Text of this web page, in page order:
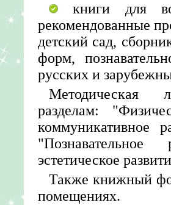
книги для
рекомендованные
детский сад,
форм,
русских и
Методическая
разделам:
коммуникативное
"Познавательное
эстетическое
Также книжный
помещениях.